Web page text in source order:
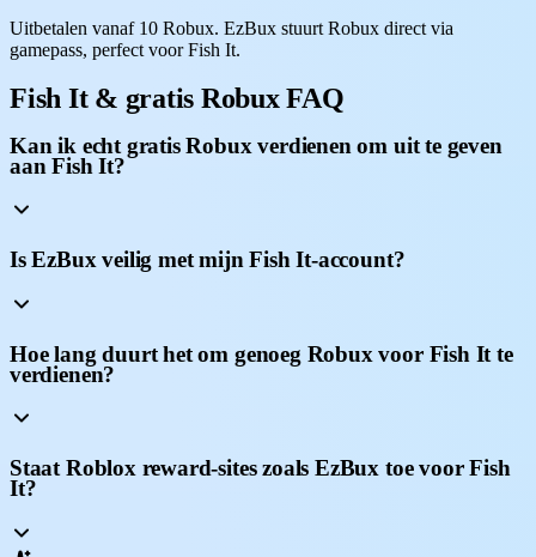
Uitbetalen vanaf 10 Robux. EzBux stuurt Robux direct via
gamepass, perfect voor Fish It.
Fish It & gratis Robux FAQ
Kan ik echt gratis Robux verdienen om uit te geven
aan Fish It?
Is EzBux veilig met mijn Fish It-account?
Hoe lang duurt het om genoeg Robux voor Fish It te
verdienen?
Staat Roblox reward-sites zoals EzBux toe voor Fish
It?